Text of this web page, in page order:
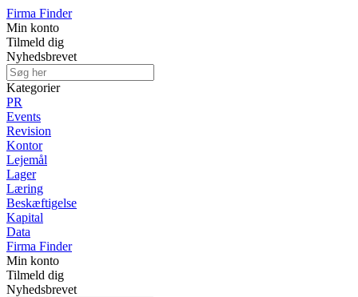
Firma Finder
Min konto
Tilmeld dig
Nyhedsbrevet
Kategorier
PR
Events
Revision
Kontor
Lejemål
Lager
Læring
Beskæftigelse
Kapital
Data
Firma Finder
Min konto
Tilmeld dig
Nyhedsbrevet